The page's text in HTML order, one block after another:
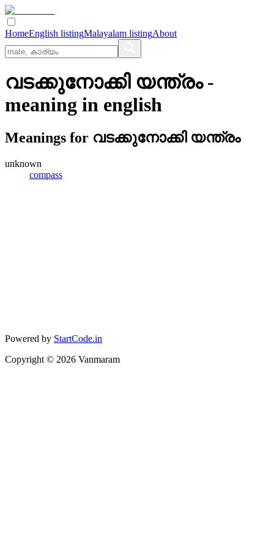
HomeEnglish listingMalayalam listingAbout
വടക്കുനോക്കി യന്ത്രം-
meaning in english
Meanings for വടക്കുനോക്കി യന്ത്രം
unknown
compass
Powered by StartCode.in
Copyright © 2026 Vanmaram